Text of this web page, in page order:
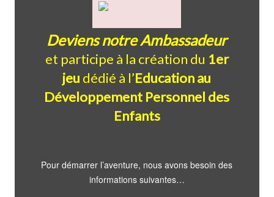
Deviens notre Ambassadeur
et participe à la création du 1er
jeu dédié à l’Education au
Développement Personnel des
Enfants
Pour démarrer l’aventure, nous avons besoin des
informations suivantes…